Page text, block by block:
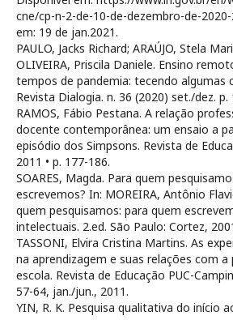
cne/cp-n-2-de-10-de-dezembro-de-
em: 19 de jan.2021.
PAULO, Jacks Richard; ARAÚJO, Stela
OLIVEIRA, Priscila Daniele. Ensino
tempos de pandemia: tecendo algumas
Revista Dialogia. n. 36 (2020) set./dez. p.
RAMOS, Fábio Pestana. A relação
docente contemporânea: um ensaio a
episódio dos Simpsons. Revista de
2011 • p. 177-186.
SOARES, Magda. Para quem
escrevemos? In: MOREIRA, Antônio
quem pesquisamos: para quem
intelectuais. 2.ed. São Paulo: Cortez,
TASSONI, Elvira Cristina Martins. As
na aprendizagem e suas relações com a
escola. Revista de Educação PUC-
57-64, jan./jun., 2011.
YIN, R. K. Pesquisa qualitativa do início